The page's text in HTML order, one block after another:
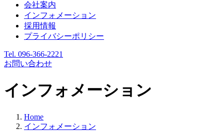
会社案内
インフォメーション
採用情報
プライバシーポリシー
Tel. 096-366-2221
お問い合わせ
インフォメーション
Home
インフォメーション